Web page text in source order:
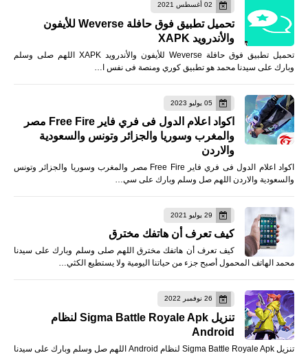
02 أغسطس 2021
تحميل تطبيق فوق حافلة Weverse للأيفون
والأندرويد XAPK
تحميل تطبيق فوق حافلة Weverse للأيفون والأندرويد XAPK اللهم صلى وسلم
وبارك على سيدنا محمد هو تطبيق كوري ومنصة فى نفس ا…
05 يوليو 2023
اكواد اعلام الدول فى فري فاير Free Fire مصر
والمغرب وسوريا والجزائر وتونس والسعودية
والاردن
اكواد اعلام الدول فى فري فاير Free Fire مصر والمغرب وسوريا والجزائر وتونس
والسعودية والاردن اللهم صل وسلم وبارك على سي…
29 يوليو 2021
كيف تعرف أن هاتفك مخترق
كيف تعرف أن هاتفك مخترق اللهم صلى وسلم وبارك على سيدنا
محمد الهاتف المحمول أصبح جزء من حياتنا اليومية ولا يستطيع الكثي…
26 نوفمبر 2022
تنزيل Sigma Battle Royale Apk لنظام
Android
تنزيل Sigma Battle Royale Apk لنظام Android اللهم صل وسلم وبارك على سيدنا